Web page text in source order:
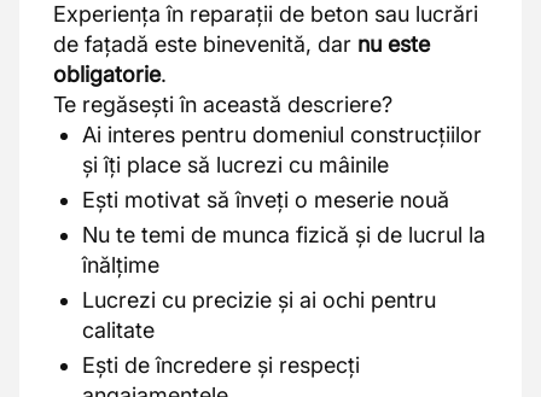
Experiența în reparații de beton sau lucrări
de fațadă este binevenită, dar nu este
obligatorie.
Te regăsești în această descriere?
Ai interes pentru domeniul construcțiilor
și îți place să lucrezi cu mâinile
Ești motivat să înveți o meserie nouă
Nu te temi de munca fizică și de lucrul la
înălțime
Lucrezi cu precizie și ai ochi pentru
calitate
Ești de încredere și respecți